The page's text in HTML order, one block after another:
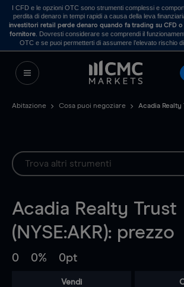
I CFD e le opzioni OTC sono strumenti complessi e
perdita di denaro in tempi rapidi a causa della leva
investitori retail perde denaro quando fa trading su CFD
fornitore . Dovresti considerare se comprendi il
OTC e se puoi permetterti di assumere l’elevato rischio
Abitazione Cosa puoi negoziare Acadia Realty
Acadia Realty Trust
(NYSE:AKR): prezzo
0 0% 0pt
Vendi